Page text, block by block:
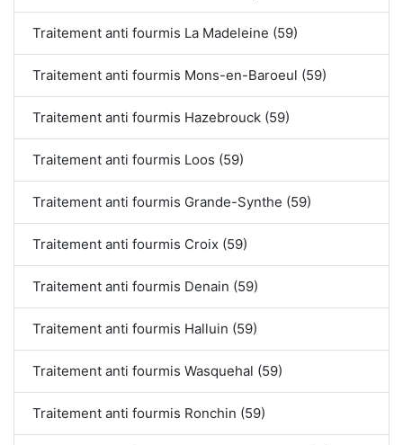
Traitement anti fourmis La Madeleine (59)
Traitement anti fourmis Mons-en-Baroeul (59)
Traitement anti fourmis Hazebrouck (59)
Traitement anti fourmis Loos (59)
Traitement anti fourmis Grande-Synthe (59)
Traitement anti fourmis Croix (59)
Traitement anti fourmis Denain (59)
Traitement anti fourmis Halluin (59)
Traitement anti fourmis Wasquehal (59)
Traitement anti fourmis Ronchin (59)